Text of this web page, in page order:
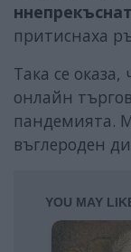
притиснаха
Така се
онлайн
пандемията.
въглероден